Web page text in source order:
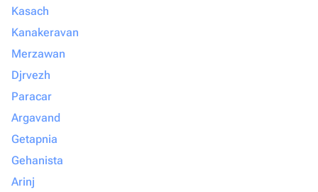
Kasach
Kanakeravan
Merzawan
Djrvezh
Paracar
Argavand
Getapnia
Gehanista
Arinj